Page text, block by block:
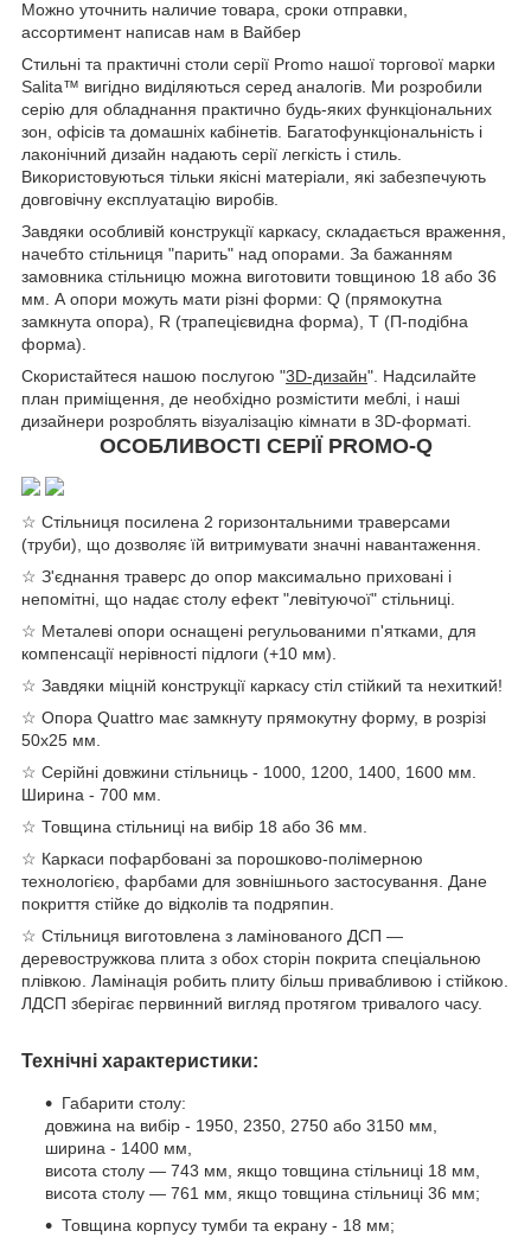
Можно уточнить наличие товара, сроки отправки,
ассортимент написав нам в Вайбер
Стильні та практичні столи серії Promo нашої торгової марки
Salita™ вигідно виділяються серед аналогів. Ми розробили
серію для обладнання практично будь-яких функціональних
зон, офісів та домашніх кабінетів. Багатофункціональність і
лаконічний дизайн надають серії легкість і стиль.
Використовуються тільки якісні матеріали, які забезпечують
довговічну експлуатацію виробів.
Завдяки особливій конструкції каркасу, складається враження,
начебто стільниця "парить" над опорами. За бажанням
замовника стільницю можна виготовити товщиною 18 або 36
мм. А опори можуть мати різні форми: Q (прямокутна
замкнута опора), R (трапецієвидна форма), Т (П-подібна
форма).
Скористайтеся нашою послугою "3D-дизайн". Надсилайте
план приміщення, де необхідно розмістити меблі, і наші
дизайнери розроблять візуалізацію кімнати в 3D-форматі.
ОСОБЛИВОСТІ СЕРІЇ PROMO-Q
☆ Стільниця посилена 2 горизонтальними траверсами
(труби), що дозволяє їй витримувати значні навантаження.
☆ З'єднання траверс до опор максимально приховані і
непомітні, що надає столу ефект "левітуючої" стільниці.
☆ Металеві опори оснащені регульованими п'ятками, для
компенсації нерівності підлоги (+10 мм).
☆ Завдяки міцній конструкції каркасу стіл стійкий та нехиткий!
☆ Опора Quattro має замкнуту прямокутну форму, в розрізі
50х25 мм.
☆ Серійні довжини стільниць - 1000, 1200, 1400, 1600 мм.
Ширина - 700 мм.
☆ Товщина стільниці на вибір 18 або 36 мм.
☆ Каркаси пофарбовані за порошково-полімерною
технологією, фарбами для зовнішнього застосування. Дане
покриття стійке до відколів та подряпин.
☆ Стільниця виготовлена з ламінованого ДСП —
деревостружкова плита з обох сторін покрита спеціальною
плівкою. Ламінація робить плиту більш привабливою і стійкою.
ЛДСП зберігає первинний вигляд протягом тривалого часу.
Технічні характеристики:
Габарити столу:
довжина на вибір - 1950, 2350, 2750 або 3150 мм,
ширина - 1400 мм,
висота столу — 743 мм, якщо товщина стільниці 18 мм,
висота столу — 761 мм, якщо товщина стільниці 36 мм;
Товщина корпусу тумби та екрану - 18 мм;